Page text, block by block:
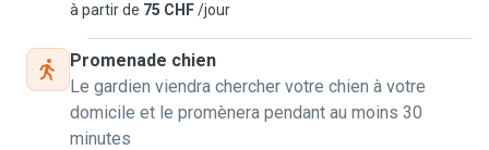
à partir de 75 CHF/jour
Promenade chien
Le gardien viendra chercher votre chien à votre
domicile et le promènera pendant au moins 30
minutes